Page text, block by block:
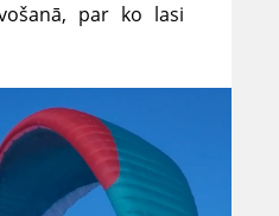
par ko lasi